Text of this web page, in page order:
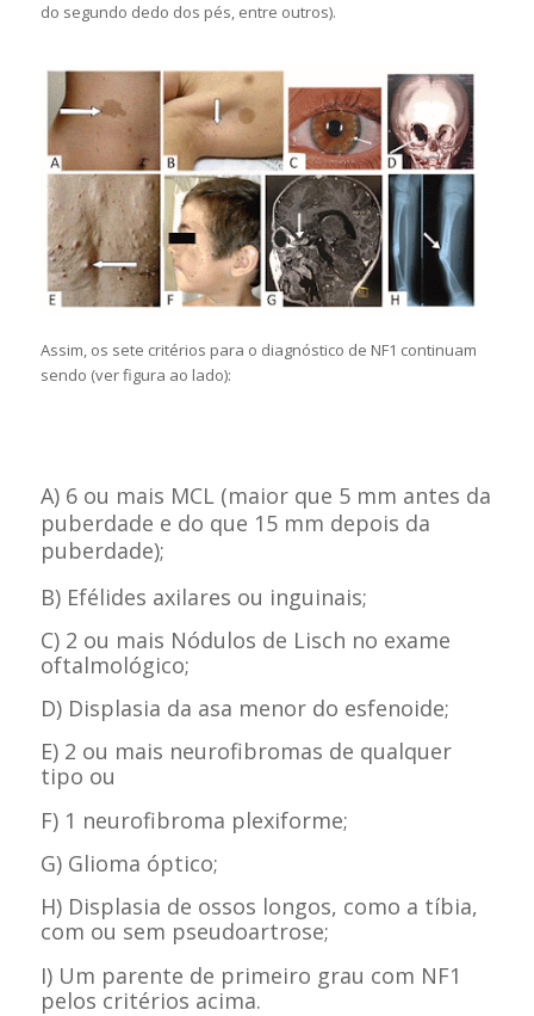
do segundo dedo dos pés, entre outros).
Assim, os sete critérios para o diagnóstico de NF1 continuam
sendo (ver figura ao lado):
A) 6 ou mais MCL (maior que 5 mm antes da
puberdade e do que 15 mm depois da
puberdade);
B) Efélides axilares ou inguinais;
C) 2 ou mais Nódulos de Lisch no exame
oftalmológico;
D) Displasia da asa menor do esfenoide;
E) 2 ou mais neurofibromas de qualquer
tipo ou
F) 1 neurofibroma plexiforme;
G) Glioma óptico;
H) Displasia de ossos longos, como a tíbia,
com ou sem pseudoartrose;
I) Um parente de primeiro grau com NF1
pelos critérios acima.